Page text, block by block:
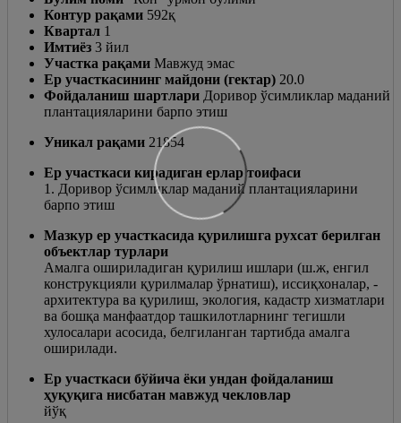
Контур рақами 592қ
Квартал 1
Имтиёз 3 йил
Участка рақами Мавжуд эмас
Ер участкасининг майдони (гектар) 20.0
Фойдаланиш шартлари Доривор ўсимликлар маданий
плантацияларини барпо этиш
Уникал рақами 21854
Ер участкаси кирадиган ерлар тоифаси
1. Доривор ўсимликлар маданий плантацияларини
барпо этиш
Мазкур ер участкасида қурилишга рухсат берилган
объектлар турлари
Амалга ошириладиган қурилиш ишлари (ш.ж, енгил
конструкцияли қурилмалар ўрнатиш), иссиқхоналар, -
архитектура ва қурилиш, экология, кадастр хизматлари
ва бошқа манфаатдор ташкилотларнинг тегишли
хулосалари асосида, белгиланган тартибда амалга
оширилади.
Ер участкаси бўйича ёки ундан фойдаланиш
ҳуқуқига нисбатан мавжуд чекловлар
йўқ